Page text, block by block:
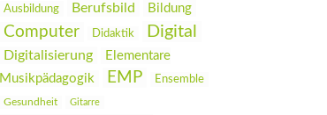
Ausbildung
Berufsbild Bildung
Computer Didaktik Digital
Digitalisierung
Elementare
Musikpädagogik
EMP Ensemble
Gesundheit Gitarre